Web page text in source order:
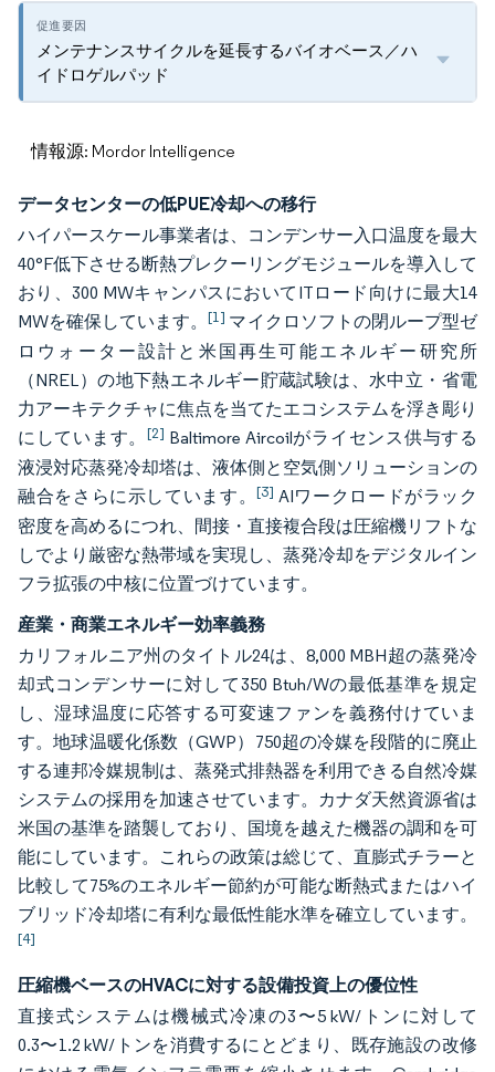
メンテナンスサイクルを延長するバイオベース／ハ
イドロゲルパッド
情報源: Mordor Intelligence
データセンターの低PUE冷却への移行
ハイパースケール事業者は、コンデンサー入口温度を最大
40°F低下させる断熱プレクーリングモジュールを導入して
おり、300 MWキャンパスにおいてITロード向けに最大14
MWを確保しています。[1] マイクロソフトの閉ループ型ゼ
ロウォーター設計と米国再生可能エネルギー研究所
（NREL）の地下熱エネルギー貯蔵試験は、水中立・省電
力アーキテクチャに焦点を当てたエコシステムを浮き彫り
にしています。[2] Baltimore Aircoilがライセンス供与する
液浸対応蒸発冷却塔は、液体側と空気側ソリューションの
融合をさらに示しています。[3] AIワークロードがラック
密度を高めるにつれ、間接・直接複合段は圧縮機リフトな
しでより厳密な熱帯域を実現し、蒸発冷却をデジタルイン
フラ拡張の中核に位置づけています。
産業・商業エネルギー効率義務
カリフォルニア州のタイトル24は、8,000 MBH超の蒸発冷
却式コンデンサーに対して350 Btuh/Wの最低基準を規定
し、湿球温度に応答する可変速ファンを義務付けていま
す。地球温暖化係数（GWP）750超の冷媒を段階的に廃止
する連邦冷媒規制は、蒸発式排熱器を利用できる自然冷媒
システムの採用を加速させています。カナダ天然資源省は
米国の基準を踏襲しており、国境を越えた機器の調和を可
能にしています。これらの政策は総じて、直膨式チラーと
比較して75%のエネルギー節約が可能な断熱式またはハイ
ブリッド冷却塔に有利な最低性能水準を確立しています。
[4]
圧縮機ベースのHVACに対する設備投資上の優位性
直接式システムは機械式冷凍の3〜5 kW/トンに対して
0.3〜1.2 kW/トンを消費するにとどまり、既存施設の改修